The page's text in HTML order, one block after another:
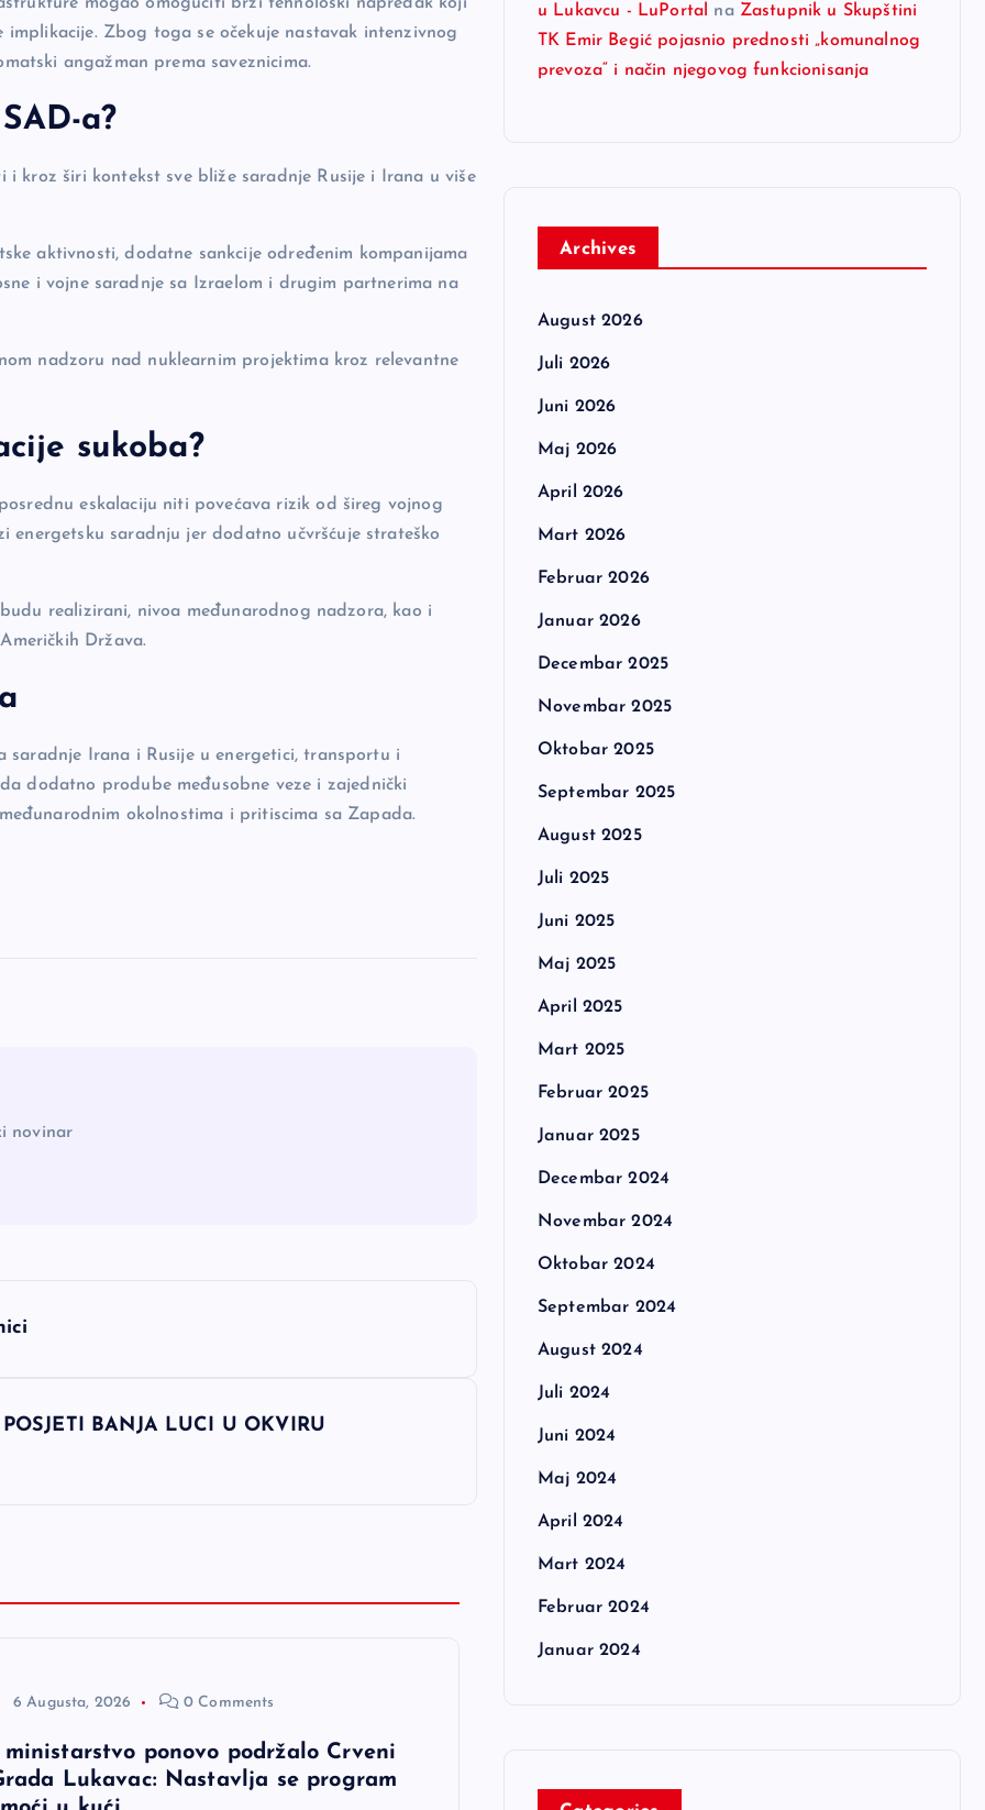
Zbog toga se očekuje nastavak intenzivnog
angažman prema saveznicima.
a?
kroz širi kontekst sve bliže saradnje Rusije i Irana u više
aktivnosti, dodatne sankcije određenim kompanijama
i vojne saradnje sa Izraelom i drugim partnerima na
nadzoru nad nuklearnim projektima kroz relevantne
sukoba?
eskalaciju niti povećava rizik od šireg vojnog
energetsku saradnju jer dodatno učvršćuje strateško
realizirani, nivoa međunarodnog nadzora, kao i
Država.
saradnje Irana i Rusije u energetici, transportu i
dodatno prodube međusobne veze i zajednički
okolnostima i pritiscima sa Zapada.
novinar
BANJA LUCI U OKVIRU
6 Augusta, 2026 0 Comments
ministarstvo ponovo podržalo Crveni
Lukavac: Nastavlja se program
u Lukavcu - LuPortal
na Zastupnik u Skupštini
TK Emir Begić pojasnio prednosti „komunalnog
prevoza“ i način njegovog funkcionisanja
Archives
August 2026
Juli 2026
Juni 2026
Maj 2026
April 2026
Mart 2026
Februar 2026
Januar 2026
Decembar 2025
Novembar 2025
Oktobar 2025
Septembar 2025
August 2025
Juli 2025
Juni 2025
Maj 2025
April 2025
Mart 2025
Februar 2025
Januar 2025
Decembar 2024
Novembar 2024
Oktobar 2024
Septembar 2024
August 2024
Juli 2024
Juni 2024
Maj 2024
April 2024
Mart 2024
Februar 2024
Januar 2024